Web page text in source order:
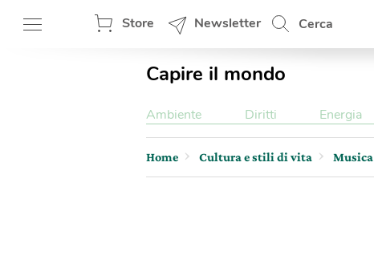
Store Newsletter Cerca
Capire il mondo
Ambiente Diritti Energia
Home Cultura e stili di vita Musica